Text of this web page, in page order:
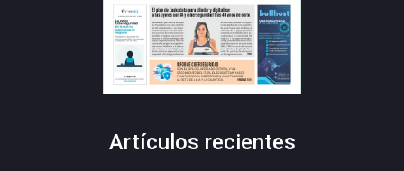
Artículos recientes